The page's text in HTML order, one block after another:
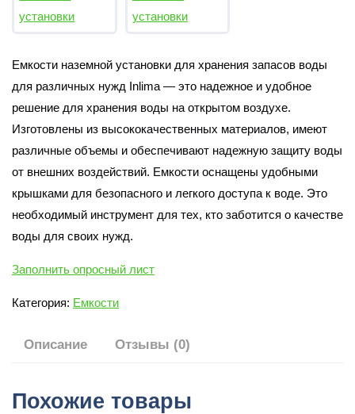
Емкости наземной установки для хранения запасов воды
для различных нужд Inlima — это надежное и удобное
решение для хранения воды на открытом воздухе.
Изготовлены из высококачественных материалов, имеют
различные объемы и обеспечивают надежную защиту воды
от внешних воздействий. Емкости оснащены удобными
крышками для безопасного и легкого доступа к воде. Это
необходимый инструмент для тех, кто заботится о качестве
воды для своих нужд.
Заполнить опросный лист
Категория: Емкости
Описание Отзывы (0)
Похожие товары